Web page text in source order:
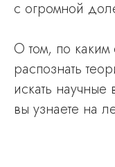
с огромной
О том, по
распознать
искать
вы узнаете на